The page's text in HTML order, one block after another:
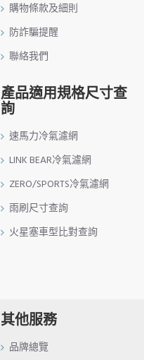
購物條款及細則
防詐騙提醒
聯絡我們
產品適用規格尺寸查
詢
速馬力冷氣濾網
LINK BEAR冷氣濾網
ZERO/SPORTS冷氣濾網
雨刷尺寸查詢
火星塞車型比對查詢
其他服務
品牌總覽